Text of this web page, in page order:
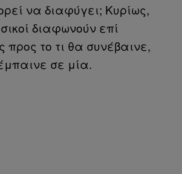
να διαφύγει; Κυρίως,
διαφωνούν επί
προς το τι θα συνέβαινε,
σε μία.